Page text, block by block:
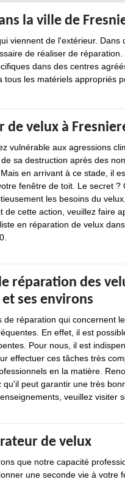
la ville de
viennent de l'extérieur. Dans
de réaliser de
dans des centres
les matériels appropriés
de velux à
vulnérable aux agressions
sa destruction après des
en arrivant à ce stade, il
fenêtre de toit. Le secret ?
les besoins du
de cette action, veuillez faire
en réparation de velux
réparation des
ses environs
de réparation qui concernent
En effet, il est
Pour nous, il est
effectuer ces tâches très
en la matière.
qu'il peut garantir une très
veuillez visiter
de velux
que notre capacité
une seconde vie à votre